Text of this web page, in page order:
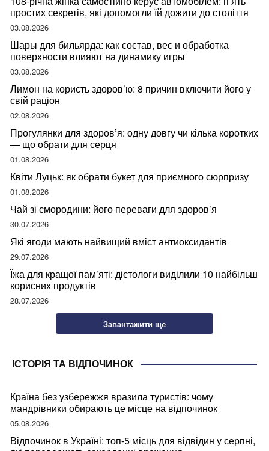
простих секретів, які допомогли їй дожити до століття
03.08.2026
Шары для бильярда: как состав, вес и обработка
поверхности влияют на динамику игры
03.08.2026
Лимон на користь здоров’ю: 8 причин включити його у
свій раціон
02.08.2026
Прогулянки для здоров’я: одну довгу чи кілька коротких
— що обрати для серця
01.08.2026
Квіти Луцьк: як обрати букет для приємного сюрпризу
01.08.2026
Чай зі смородини: його переваги для здоров’я
30.07.2026
Які ягоди мають найвищий вміст антиоксидантів
29.07.2026
Їжа для кращої пам’яті: дієтологи виділили 10 найбільш
корисних продуктів
28.07.2026
Завантажити ще
ІСТОРІЯ ТА ВІДПОЧИНОК
Країна без узбережжя вразила туристів: чому
мандрівники обирають це місце на відпочинок
05.08.2026
Відпочинок в Україні: топ-5 місць для відвідин у серпні,